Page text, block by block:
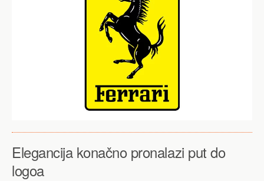
Elegancija konačno pronalazi put do
logoa